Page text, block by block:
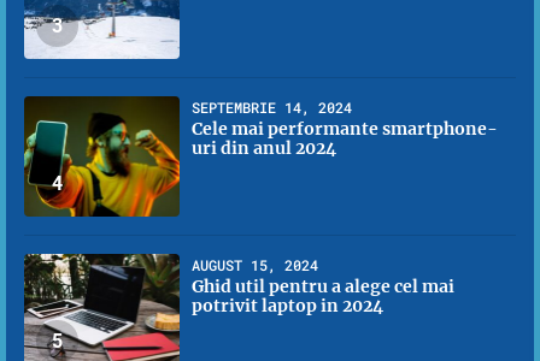
3
4
SEPTEMBRIE 14, 2024
Cele mai performante smartphone-
uri din anul 2024
5
AUGUST 15, 2024
Ghid util pentru a alege cel mai
potrivit laptop in 2024